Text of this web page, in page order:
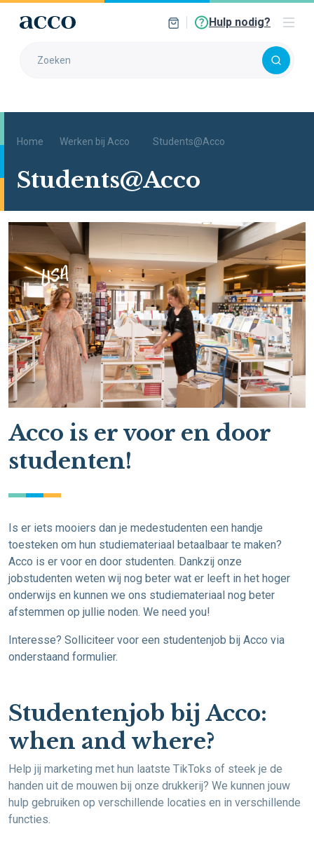
Hulp nodig?
Home Werken bij Acco Students@Acco
Students@Acco
Acco is er voor en door
studenten!
Is er iets mooiers dan je medestudenten een handje
toesteken om hun studiemateriaal betaalbaar te maken?
Acco is er voor en door studenten. Dankzij onze
jobstudenten weten wij nog beter wat er leeft in het hoger
onderwijs en kunnen we ons studiemateriaal nog beter
afstemmen op jullie noden. We need you!
Interesse? Solliciteer voor een studentenjob bij Acco via
onderstaand formulier.
Studentenjob bij Acco:
when and where?
Help jij marketing met hun laatste TikToks of steek je de
handen uit de mouwen bij onze drukkerij? We kunnen jouw
hulp gebruiken op verschillende locaties en in verschillende
functies.